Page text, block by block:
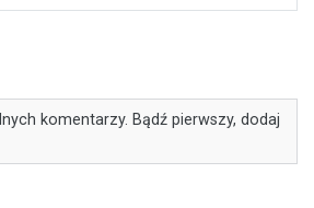
komentarzy. Bądź pierwszy, dodaj